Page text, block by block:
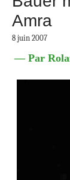
Amra
8 juin 2007
— Par